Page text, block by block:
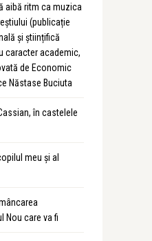
aibă ritm ca muzica
(publicație
și științifică
caracter academic,
de Economic
Năstase Buciuta
în castelele
meu și al
Nou care va fi